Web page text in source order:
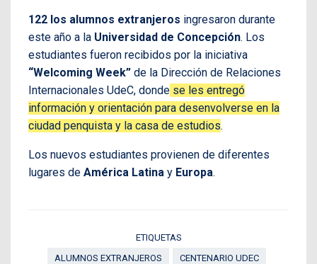
122 los alumnos extranjeros ingresaron durante
este año a la Universidad de Concepción. Los
estudiantes fueron recibidos por la iniciativa
“Welcoming Week” de la Dirección de Relaciones
Internacionales UdeC, donde se les entregó
información y orientación para desenvolverse en la
ciudad penquista y la casa de estudios.
Los nuevos estudiantes provienen de diferentes
lugares de América Latina y Europa.
ETIQUETAS
ALUMNOS EXTRANJEROS
CENTENARIO UDEC